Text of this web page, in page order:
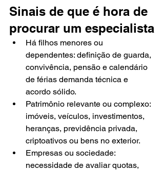
Sinais de que é hora de
procurar um especialista
Há filhos menores ou
dependentes: definição de guarda,
convivência, pensão e calendário
de férias demanda técnica e
acordo sólido.
Patrimônio relevante ou complexo:
imóveis, veículos, investimentos,
heranças, previdência privada,
criptoativos ou bens no exterior.
Empresas ou sociedade:
necessidade de avaliar quotas,